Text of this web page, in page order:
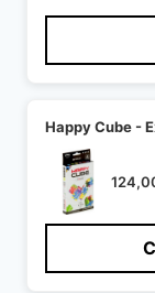
Happy Cube -